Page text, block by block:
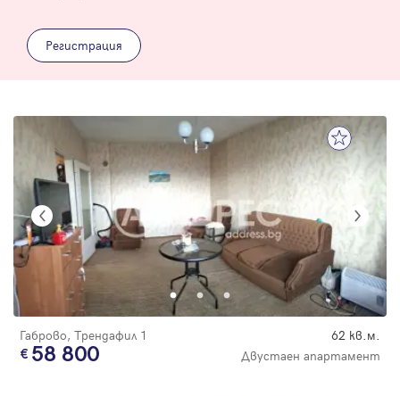
Регистрация
Габрово, Трендафил 1 62 кв.м.
58 800 Двустаен апартамент